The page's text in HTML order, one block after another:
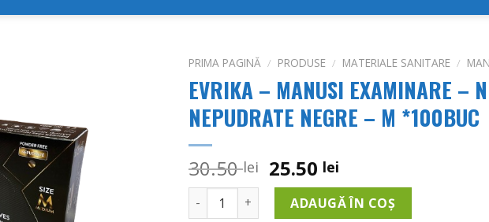
PRIMA PAGINĂ / PRODUSE / MATERIALE SANITARE /
EVRIKA – MANUSI EXAMINARE –
NEPUDRATE NEGRE – M *100BUC
30.50lei Prețul
inițial
25.50 lei
curent
este:
Cantitate EVRIKA - MANUSI EXAMINARE - NITRIL
ADAUGĂ ÎN COȘ